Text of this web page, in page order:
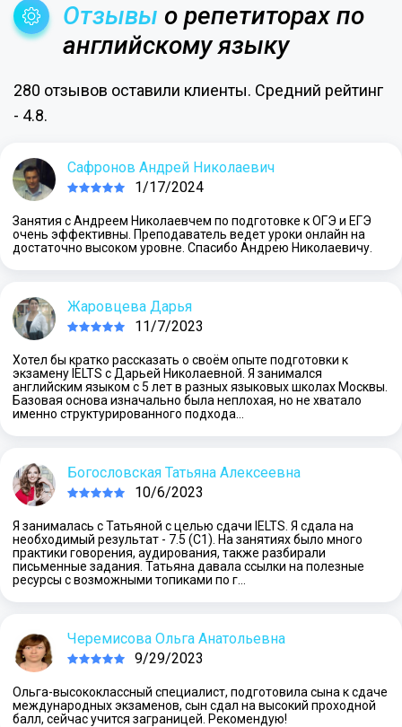
Отзывы о репетиторах по
английскому языку
280 отзывов оставили клиенты. Средний рейтинг
- 4.8.
Сафронов Андрей Николаевич
1/17/2024
Занятия с Андреем Николаевчем по подготовке к ОГЭ и ЕГЭ
очень эффективны. Преподаватель ведет уроки онлайн на
достаточно высоком уровне. Спасибо Андрею Николаевичу.
Жаровцева Дарья
11/7/2023
Хотел бы кратко рассказать о своём опыте подготовки к
экзамену IELTS с Дарьей Николаевной. Я занимался
английским языком с 5 лет в разных языковых школах Москвы.
Базовая основа изначально была неплохая, но не хватало
именно структурированного подхода…
Богословская Татьяна Алексеевна
10/6/2023
Я занималась с Татьяной с целью сдачи IELTS. Я сдала на
необходимый результат - 7.5 (С1). На занятиях было много
практики говорения, аудирования, также разбирали
письменные задания. Татьяна давала ссылки на полезные
ресурсы с возможными топиками по г…
Черемисова Ольга Анатольевна
9/29/2023
Ольга-высококлассный специалист, подготовила сына к сдаче
международных экзаменов, сын сдал на высокий проходной
балл, сейчас учится заграницей. Рекомендую!